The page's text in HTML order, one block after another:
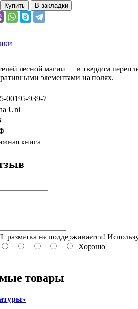
Купить В закладки
лесной магии — в твердом
элементами на полях.
00195-939-7
Uni
книга
разметка не поддерживается!
Хорошо
товары